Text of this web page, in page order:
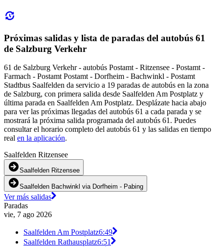
Próximas salidas y lista de paradas del autobús 61
de Salzburg Verkehr
61 de Salzburg Verkehr - autobús Postamt - Ritzensee - Postamt -
Farmach - Postamt Postamt - Dorfheim - Bachwinkl - Postamt
Stadtbus Saalfelden da servicio a 19 paradas de autobús en la zona
de Salzburg, con primera salida desde Saalfelden Am Postplatz y
última parada en Saalfelden Am Postplatz. Desplázate hacia abajo
para ver las próximas llegadas del autobús 61 a cada parada y se
mostrará la próxima salida programada del autobús 61. Puedes
consultar el horario completo del autobús 61 y las salidas en tiempo
real en la aplicación.
Saalfelden Ritzensee
Saalfelden Ritzensee
Saalfelden Bachwinkl via Dorfheim - Pabing
Ver más salidas
Paradas
vie, 7 ago 2026
Saalfelden Am Postplatz6:49
Saalfelden Rathausplatz6:51